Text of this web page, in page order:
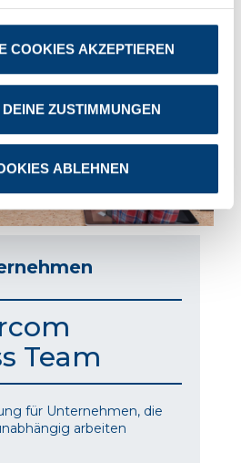
COOKIES AKZEPTIEREN
ZUSTIMMUNGEN
ABLEHNEN
Team
für Unternehmen, die
arbeiten